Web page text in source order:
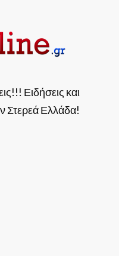
Ειδήσεις και
Στερεά Ελλάδα!